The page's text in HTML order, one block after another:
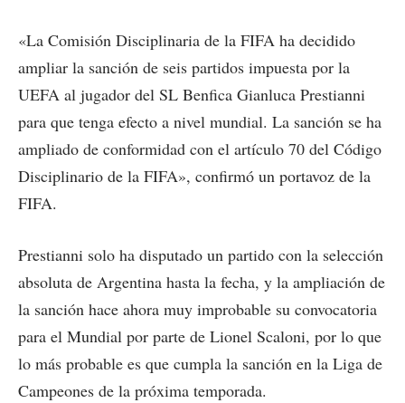
«La Comisión Disciplinaria de la FIFA ha decidido
ampliar la sanción de seis partidos impuesta por la
UEFA al jugador del SL Benfica Gianluca Prestianni
para que tenga efecto a nivel mundial. La sanción se ha
ampliado de conformidad con el artículo 70 del Código
Disciplinario de la FIFA», confirmó un portavoz de la
FIFA.
Prestianni solo ha disputado un partido con la selección
absoluta de Argentina hasta la fecha, y la ampliación de
la sanción hace ahora muy improbable su convocatoria
para el Mundial por parte de Lionel Scaloni, por lo que
lo más probable es que cumpla la sanción en la Liga de
Campeones de la próxima temporada.